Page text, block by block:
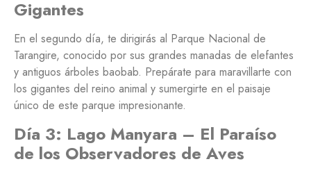
Gigantes
En el segundo día, te dirigirás al Parque Nacional de
Tarangire, conocido por sus grandes manadas de elefantes
y antiguos árboles baobab. Prepárate para maravillarte con
los gigantes del reino animal y sumergirte en el paisaje
único de este parque impresionante.
Día 3: Lago Manyara – El Paraíso
de los Observadores de Aves